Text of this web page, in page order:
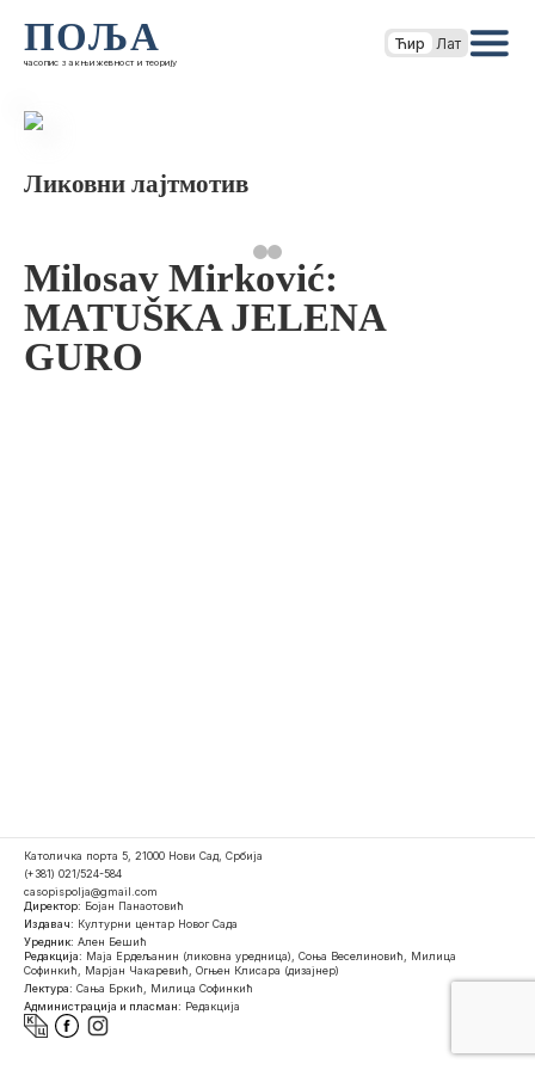
ПОЉА
часопис за књижевност и теорију
Ћир Лат
Ликовни лајтмотив
Milosav Mirković:
MATUŠKA JELENA
GURO
Католичка порта 5, 21000 Нови Сад, Србија
(+381) 021/524-584
casopispolja@gmail.com
Директор: Бојан Панаотовић
Издавач: Културни центар Новог Сада
Уредник: Ален Бешић
Редакција: Маја Ердељанин (ликовна уредница), Соња Веселиновић, Милица
Софинкић, Марјан Чакаревић, Огњен Клисара (дизајнер)
Лектура: Сања Бркић, Милица Софинкић
Администрација и пласман: Редакција